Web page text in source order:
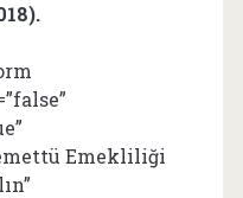
Emekliliği